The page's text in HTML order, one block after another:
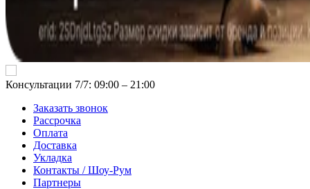
Консультации 7/7: 09:00 ‒ 21:00
Заказать звонок
Рассрочка
Оплата
Доставка
Укладка
Контакты / Шоу-Рум
Партнеры